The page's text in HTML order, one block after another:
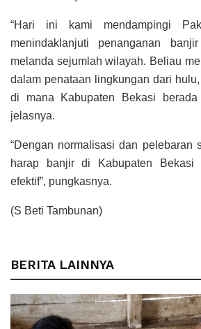
“Hari ini kami mendampingi
menindaklanjuti penanganan
melanda sejumlah wilayah. Beliau
dalam penataan lingkungan dari
di mana Kabupaten Bekasi
jelasnya.
“Dengan normalisasi dan pelebaran
harap banjir di Kabupaten Bekasi
efektif”, pungkasnya.
(S Beti Tambunan)
BERITA LAINNYA